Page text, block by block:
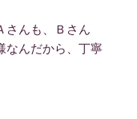
さんも、Ｂさん
なんだから、丁寧